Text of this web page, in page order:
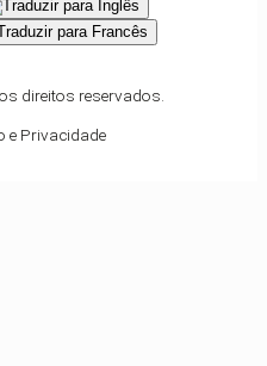
direitos reservados.
e Privacidade